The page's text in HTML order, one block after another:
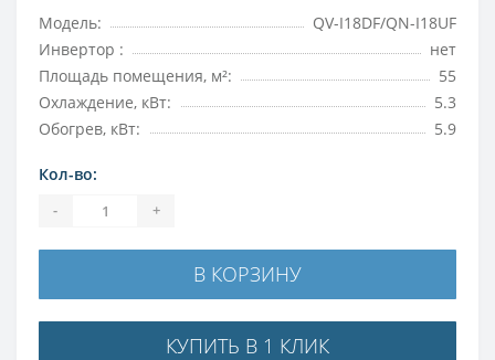
Модель:
QV-I18DF/QN-I18UF
Инвертор :
нет
Площадь помещения, м²:
55
Охлаждение, кВт:
5.3
Обогрев, кВт:
5.9
Кол-во:
- +
В КОРЗИНУ
КУПИТЬ В 1 КЛИК